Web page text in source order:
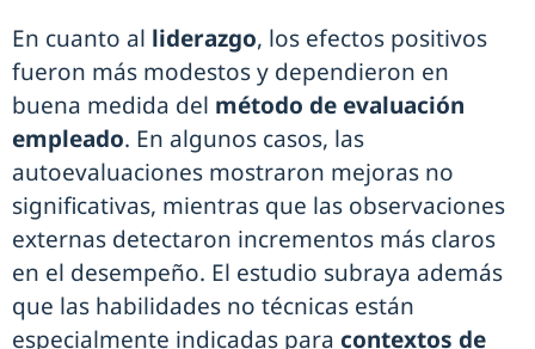
En cuanto al liderazgo, los efectos positivos
fueron más modestos y dependieron en
buena medida del método de evaluación
empleado. En algunos casos, las
autoevaluaciones mostraron mejoras no
significativas, mientras que las observaciones
externas detectaron incrementos más claros
en el desempeño. El estudio subraya además
que las habilidades no técnicas están
especialmente indicadas para contextos de